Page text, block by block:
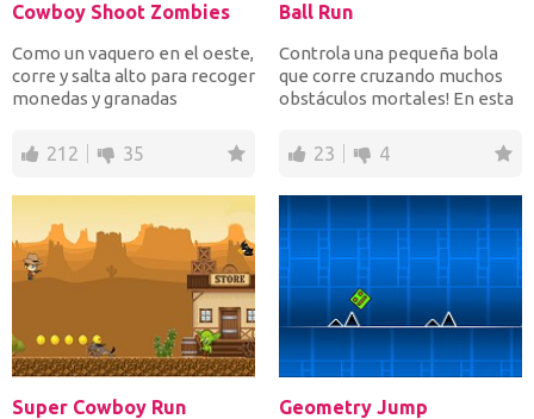
Cowboy Shoot Zombies
Como un vaquero en el oeste,
corre y salta alto para recoger
monedas y granadas
212 35
Ball Run
Controla una pequeña bola
que corre cruzando muchos
obstáculos mortales! En esta
23 4
Super Cowboy Run Geometry Jump